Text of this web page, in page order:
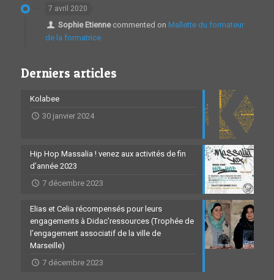
7 avril 2020
Sophie Etiennecommented on Mallette du formateur
de la formatrice
Derniers articles
Kolabee
30 janvier 2024
Hip Hop Massalia ! venez aux activités de fin
d’année 2023
7 décembre 2023
Elias et Celia récompensés pour leurs
engagements à Didac’ressources (Trophée de
l’engagement associatif de la ville de
Marseille)
7 décembre 2023